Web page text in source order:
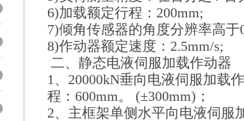
6)加载额定行程：200mm;
7)倾角传感器的角度分辨率高于
8)作动器额定速度：2.5mm/s;
二、静态电液伺服加载作动器
1、20000kN垂向电液伺服加载
程：600mm。 (±300mm)；
2、主框架单侧水平向电液伺服